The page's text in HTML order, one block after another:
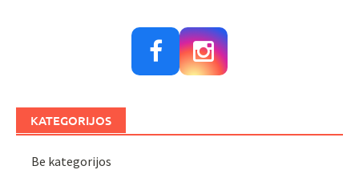
KATEGORIJOS
Be kategorijos